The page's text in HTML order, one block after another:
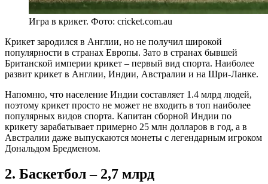
Игра в крикет. Фото: cricket.com.au
Крикет зародился в Англии, но не получил широкой
популярности в странах Европы. Зато в странах бывшей
Британской империи крикет – первый вид спорта. Наиболее
развит крикет в Англии, Индии, Австралии и на Шри-Ланке.
Напомню, что население Индии составляет 1.4 млрд людей,
поэтому крикет просто не может не входить в топ наиболее
популярных видов спорта. Капитан сборной Индии по
крикету зарабатывает примерно 25 млн долларов в год, а в
Австралии даже выпускаются монеты с легендарным игроком
Дональдом Бредменом.
2. Баскетбол – 2,7 млрд